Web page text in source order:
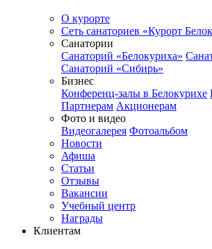
О курорте
Сеть санаториев «Курорт
Санатории
Санаторий «Белокуриха»
Санаторий «Сибирь»
Бизнес
Конференц-залы в Белокурихе
Партнерам Акционерам
Фото и видео
Видеогалерея Фотоальбом
Новости
Афиша
Статьи
Отзывы
Вакансии
Учебный центр
Награды
Клиентам